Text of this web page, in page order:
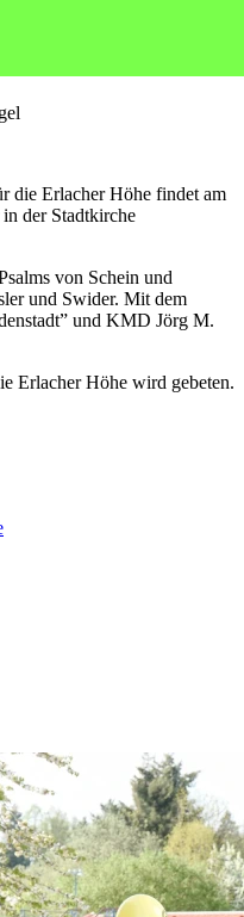
die Erlacher Höhe findet am
der Stadtkirche
von Schein und
und Swider. Mit dem
und KMD Jörg M.
Erlacher Höhe wird gebeten.